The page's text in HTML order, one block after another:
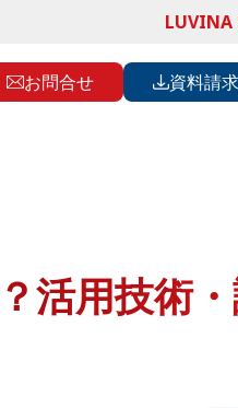
LUVINA
お問合せ 資料請求
活用技術